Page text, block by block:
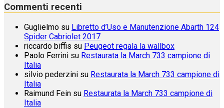
Commenti recenti
Guglielmo su Libretto d’Uso e Manutenzione Abarth 124
Spider Cabriolet 2017
riccardo biffis su Peugeot regala la wallbox
Paolo Ferrini su Restaurata la March 733 campione di
Italia
silvio pederzini su Restaurata la March 733 campione di
Italia
Raimund Fein su Restaurata la March 733 campione di
Italia